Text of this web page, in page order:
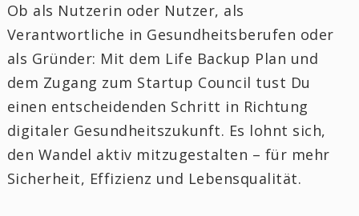
Ob als Nutzerin oder Nutzer, als
Verantwortliche in Gesundheitsberufen oder
als Gründer: Mit dem Life Backup Plan und
dem Zugang zum Startup Council tust Du
einen entscheidenden Schritt in Richtung
digitaler Gesundheitszukunft. Es lohnt sich,
den Wandel aktiv mitzugestalten – für mehr
Sicherheit, Effizienz und Lebensqualität.